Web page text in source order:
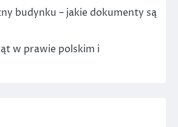
budynku – jakie dokumenty są
w prawie polskim i